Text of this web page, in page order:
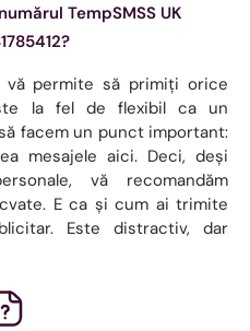
TempSMSS UK
vă permite să primiți orice
la fel de flexibil ca un
facem un punct important:
mesajele aici. Deci, deși
vă recomandăm
E ca și cum ai trimite
Este distractiv, dar